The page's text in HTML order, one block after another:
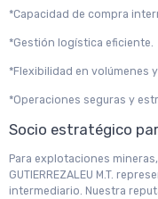
*Capacidad de compra
*Gestión logística eficiente.
*Flexibilidad en volúmenes
*Operaciones seguras y
Socio estratégico
Para explotaciones
GUTIERREZALEU M.T.
intermediario. Nuestra